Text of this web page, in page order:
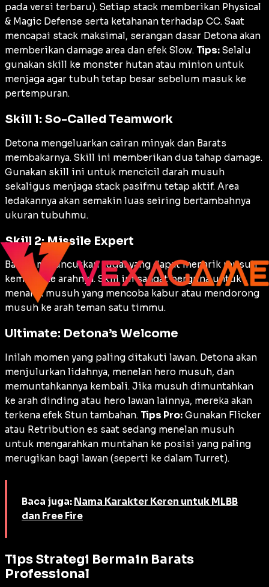
pada versi terbaru). Setiap stack memberikan Physical
& Magic Defense serta ketahanan terhadap CC. Saat
mencapai stack maksimal, serangan dasar Detona akan
memberikan damage area dan efek Slow. Tips: Selalu
gunakan skill ke monster hutan atau minion untuk
menjaga agar tubuh tetap besar sebelum masuk ke
pertempuran.
Skill 1: So-Called Teamwork
Detona mengeluarkan cairan minyak dan Barats
membakarnya. Skill ini memberikan dua tahap damage.
Gunakan skill ini untuk mencicil darah musuh
sekaligus menjaga stack pasifmu tetap aktif. Area
ledakannya akan semakin luas seiring bertambahnya
ukuran tubuhmu.
Skill 2: Missile Expert
Barats meluncurkan rudal yang dapat menarik musuh
kembali ke arahnya. Skill ini sangat berguna untuk
menarik musuh yang mencoba kabur atau mendorong
musuh ke arah teman satu timmu.
Ultimate: Detona’s Welcome
Inilah momen yang paling ditakuti lawan. Detona akan
menjulurkan lidahnya, menelan hero musuh, dan
memuntahkannya kembali. Jika musuh dimuntahkan
ke arah dinding atau hero lawan lainnya, mereka akan
terkena efek Stun tambahan. Tips Pro: Gunakan Flicker
atau Retribution es saat sedang menelan musuh
untuk mengarahkan muntahan ke posisi yang paling
merugikan bagi lawan (seperti ke dalam Turret).
Baca juga: Nama Karakter Keren untuk MLBB
dan Free Fire
Tips Strategi Bermain Barats
Professional